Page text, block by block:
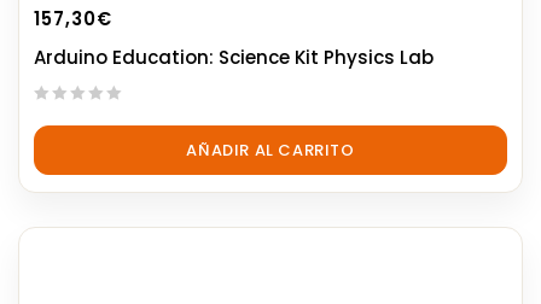
157,30€
Arduino Education: Science Kit Physics Lab
out
5
AÑADIR AL CARRITO